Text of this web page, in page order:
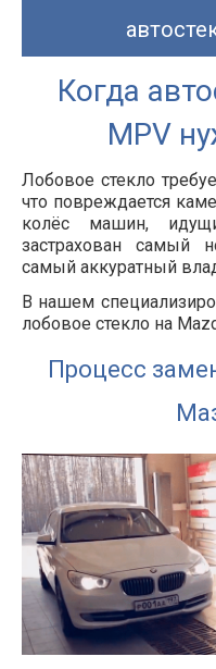
Когда
MPV
Лобовое стекло
что повреждается
колёс машин,
застрахован самый
самый аккуратный
В нашем
лобовое стекло на
Процесс